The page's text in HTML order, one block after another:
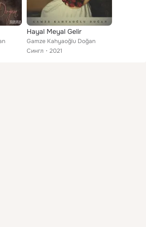
Hayal Meyal Gelir
Gamze Kahyaoğlu Doğan
Сингл
2021